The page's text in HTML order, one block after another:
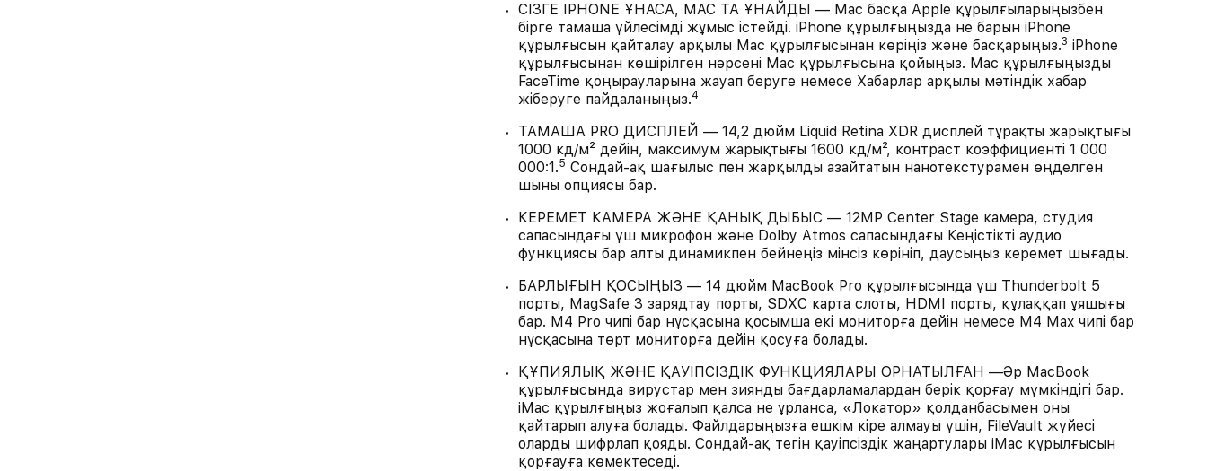
СІЗГЕ IPHONE ҰНАСА, MAC ТА ҰНАЙДЫ — Mac басқа Apple құрылғыларыңызбен
бірге тамаша үйлесімді жұмыс істейді. iPhone құрылғыңызда не барын iPhone
құрылғысын қайталау арқылы Mac құрылғысынан көріңіз және басқарыңыз.3 iPhone
құрылғысынан көшірілген нәрсені Mac құрылғысына қойыңыз. Mac құрылғыңызды
FaceTime қоңырауларына жауап беруге немесе Хабарлар арқылы мәтіндік хабар
жіберуге пайдаланыңыз.4
ТАМАША PRO ДИСПЛЕЙ — 14,2 дюйм Liquid Retina XDR дисплей тұрақты жарықтығы
1000 кд/м² дейін, максимум жарықтығы 1600 кд/м², контраст коэффициенті 1 000
000:1.5 Сондай-ақ шағылыс пен жарқылды азайтатын нанотекстурамен өңделген
шыны опциясы бар.
КЕРЕМЕТ КАМЕРА ЖӘНЕ ҚАНЫҚ ДЫБЫС — 12MP Center Stage камера, студия
сапасындағы үш микрофон және Dolby Atmos сапасындағы Кеңістікті аудио
функциясы бар алты динамикпен бейнеңіз мінсіз көрініп, даусыңыз керемет шығады.
БАРЛЫҒЫН ҚОСЫҢЫЗ — 14 дюйм MacBook Pro құрылғысында үш Thunderbolt 5
порты, MagSafe 3 зарядтау порты, SDXC карта слоты, HDMI порты, құлаққап ұяшығы
бар. M4 Pro чипі бар нұсқасына қосымша екі мониторға дейін немесе M4 Max чипі бар
нұсқасына төрт мониторға дейін қосуға болады.
ҚҰПИЯЛЫҚ ЖӘНЕ ҚАУІПСІЗДІК ФУНКЦИЯЛАРЫ ОРНАТЫЛҒАН —Әр MacBook
құрылғысында вирустар мен зиянды бағдарламалардан берік қорғау мүмкіндігі бар.
iMac құрылғыңыз жоғалып қалса не ұрланса, «Локатор» қолданбасымен оны
қайтарып алуға болады. Файлдарыңызға ешкім кіре алмауы үшін, FileVault жүйесі
оларды шифрлап қояды. Сондай-ақ тегін қауіпсіздік жаңартулары iMac құрылғысын
қорғауға көмектеседі.